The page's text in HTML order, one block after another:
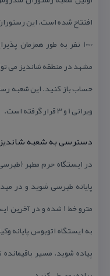
افتتاح شده است. این رستوران
1000 نفر به طور همزمان
مشهد در منطقه شاندیز می
حساب باز كنید. این شعبه
ویرانی 1 و 3 قرار گرفته است.
دسترسی به شعبه
پایانه طبرسی شوید و در
مترو خط 1 شده و در
پیاده شوید. مسیر